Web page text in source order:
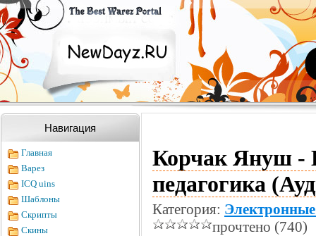
Навигация
Главная
Варез
ICQ uins
Шаблоны
Скрипты
Скины
Корчак Януш -
педагогика
Категория:
прочтено (740)